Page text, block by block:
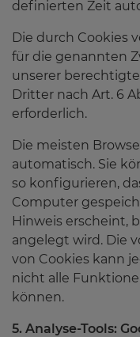
definierten Zeit
Die durch Cookies
für die genannten
unserer
Dritter nach Art. 6
erforderlich.
Die meisten
automatisch. Sie
so konfigurieren,
Computer
Hinweis erscheint,
angelegt wird. Die
von Cookies kann
nicht alle
können.
5. Analyse-Tools: